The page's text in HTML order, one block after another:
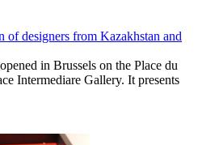
of designers from Kazakhstan and
in Brussels on the Place du
Intermediare Gallery. It presents